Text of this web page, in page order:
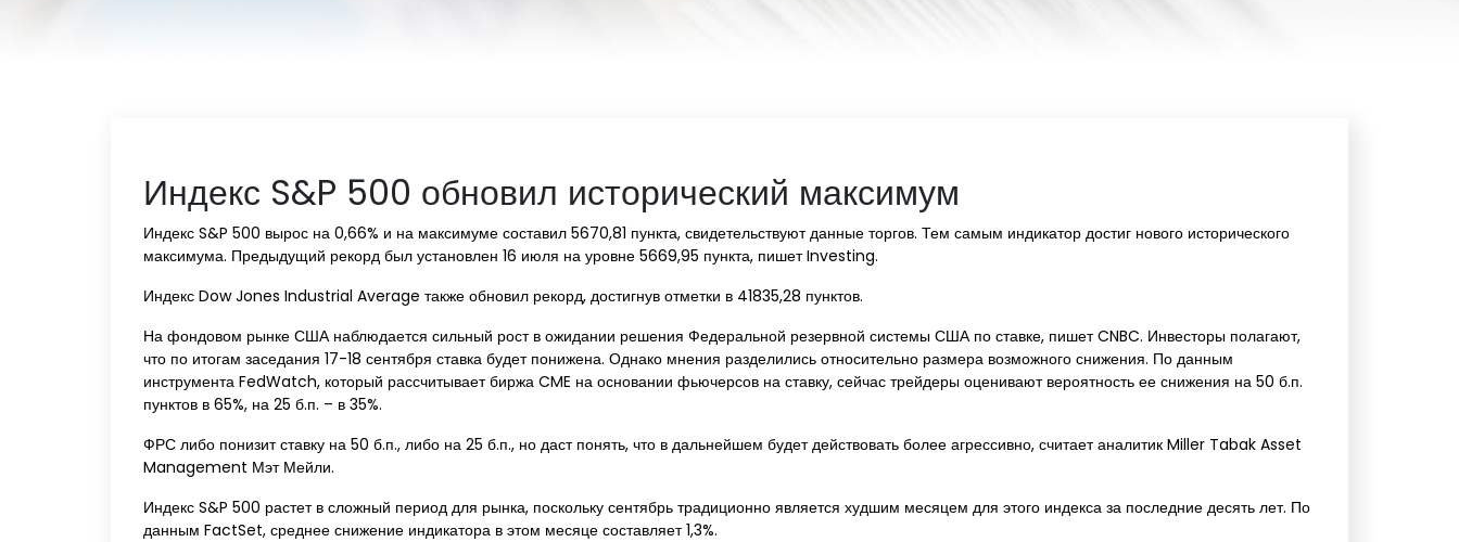
Индекс S&P 500 обновил исторический максимум
Индекс S&P 500 вырос на 0,66% и на максимуме составил 5670,81 пункта, свидетельствуют данные торгов. Тем самым индикатор достиг нового исторического
максимума. Предыдущий рекорд был установлен 16 июля на уровне 5669,95 пункта, пишет Investing.
Индекс Dow Jones Industrial Average также обновил рекорд, достигнув отметки в 41835,28 пунктов.
На фондовом рынке США наблюдается сильный рост в ожидании решения Федеральной резервной системы США по ставке, пишет CNBC. Инвесторы полагают,
что по итогам заседания 17-18 сентября ставка будет понижена. Однако мнения разделились относительно размера возможного снижения. По данным
инструмента FedWatch, который рассчитывает биржа CME на основании фьючерсов на ставку, сейчас трейдеры оценивают вероятность ее снижения на 50 б.п.
пунктов в 65%, на 25 б.п. – в 35%.
ФРС либо понизит ставку на 50 б.п., либо на 25 б.п., но даст понять, что в дальнейшем будет действовать более агрессивно, считает аналитик Miller Tabak Asset
Management Мэт Мейли.
Индекс S&P 500 растет в сложный период для рынка, поскольку сентябрь традиционно является худшим месяцем для этого индекса за последние десять лет. По
данным FactSet, среднее снижение индикатора в этом месяце составляет 1,3%.